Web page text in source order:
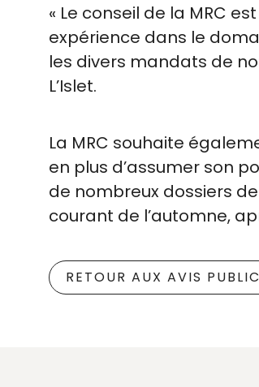
« Le conseil de la MRC
expérience dans le
les divers mandats de
L’Islet.
La MRC souhaite
en plus d’assumer son
de nombreux dossiers
courant de l’automne,
RETOUR AUX AVIS